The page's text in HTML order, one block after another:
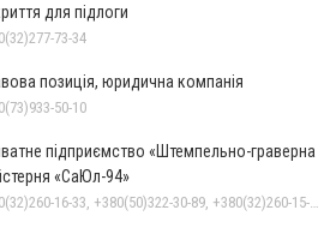
для підлоги
73-34
позиція, юридична компанія
50-10
підприємство «Штемпельно-граверна
«СаЮл-94»